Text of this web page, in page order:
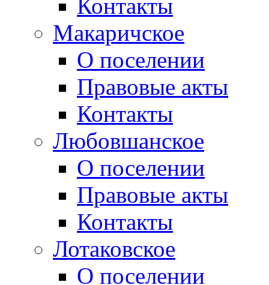
Контакты
Макаричское
О поселении
Правовые акты
Контакты
Любовшанское
О поселении
Правовые акты
Контакты
Лотаковское
О поселении